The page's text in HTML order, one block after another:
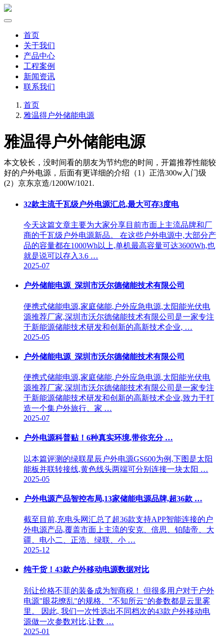
首页
关于我们
产品中心
工程案例
新闻资讯
联系我们
首页
雅温得户外储能电源
雅温得户外储能电源
本文较长，没时间看的朋友为节约您的时间，开篇推荐性能较
好的户外电源，后面有更详细的介绍（1）正浩300w入门级
(2）京东京造/1200W/1021.
32款主流千瓦级户外电源汇总,最大可存3度电
今天这篇文章主要为大家分享目前市面上主流品牌和厂
商的千瓦级户外电源新品。 在这些户外电源中,大部分产
品的容量都在1000Wh以上,单机最高容量可达3600Wh,也
就是说可以存入3.6 …
2025-07
户外储能电源_深圳市沃尔德储能技术有限公司
便携式储能电源,家庭储能,户外应急电源,太阳能光伏电
源推荐厂家,深圳市沃尔德储能技术有限公司是一家专注
于新能源储能技术研发和创新的高新技术企业, …
2025-05
户外储能电源_深圳市沃尔德储能技术有限公司
便携式储能电源,家庭储能,户外应急电源,太阳能光伏电
源推荐厂家,深圳市沃尔德储能技术有限公司是一家专注
于新能源储能技术研发和创新的高新技术企业,致力于打
造一个集户外旅行、家 …
2025-07
户外电源科普贴！6种真实环境,带你充分 …
以本篇评测的绿联星辰户外电源GS600为例,下图是太阳
能板并联转接线,黄色线头两端可分别连接一块太阳 …
2025-05
户外电源产品智控布局,13家储能电源品牌,超36款 …
截至目前,充电头网汇总了超36款支持APP智能连接的户
外电源产品,覆盖市面上主流的安克、倍思、铂陆帝、大
疆、电小二、正浩、绿联、小 …
2025-12
纯干货！43款户外移动电源数据对比
别让价格不菲的装备成为智商税！ 但很多用户对于户外
电源"眼花缭乱"的规格、"不知所云"的参数都是云里雾
里。 因此, 我们一次性选出不同档次的43款户外移动电
源做一次参数对比,让数 …
2025-01